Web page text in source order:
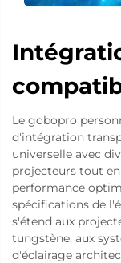
Le gobopro
d'intégration
universelle avec
projecteurs tout
performance
spécifications de
s'étend aux
tungstène, aux
d'éclairage